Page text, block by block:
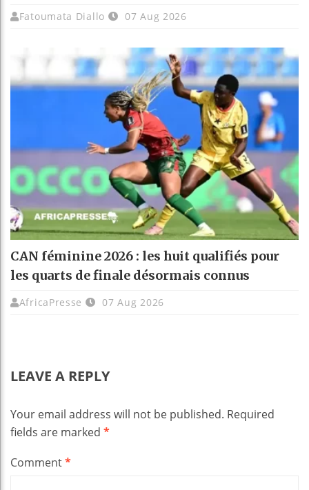
Fatoumata Diallo 07 Aug 2026
CAN féminine 2026 : les huit qualifiés pour
les quarts de finale désormais connus
AfricaPresse 07 Aug 2026
LEAVE A REPLY
Your email address will not be published. Required
fields are marked *
Comment*